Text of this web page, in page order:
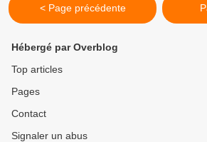
< Page précédente
Hébergé par Overblog
Top articles
Pages
Contact
Signaler un abus